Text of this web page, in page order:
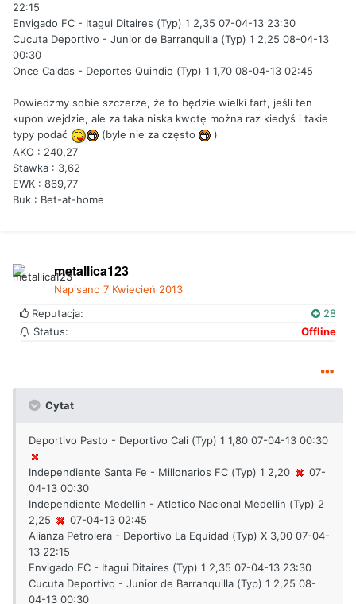
22:15
Envigado FC - Itagui Ditaires (Typ) 1 2,35 07-04-13 23:30
Cucuta Deportivo - Junior de Barranquilla (Typ) 1 2,25 08-04-13
00:30
Once Caldas - Deportes Quindio (Typ) 1 1,70 08-04-13 02:45
Powiedzmy sobie szczerze, że to będzie wielki fart, jeśli ten
kupon wejdzie, ale za taka niska kwotę można raz kiedyś i takie
typy podać
(byle nie za często
)
AKO : 240,27
Stawka : 3,62
EWK : 869,77
Buk : Bet-at-home
metallica123
Napisano 7 Kwiecień 2013
Reputacja:
28
Status:
Offline
Cytat
Deportivo Pasto - Deportivo Cali (Typ) 1 1,80 07-04-13 00:30
Independiente Santa Fe - Millonarios FC (Typ) 1 2,20
07-
04-13 00:30
Independiente Medellin - Atletico Nacional Medellin (Typ) 2
2,25
07-04-13 02:45
Alianza Petrolera - Deportivo La Equidad (Typ) X 3,00 07-04-
13 22:15
Envigado FC - Itagui Ditaires (Typ) 1 2,35 07-04-13 23:30
Cucuta Deportivo - Junior de Barranquilla (Typ) 1 2,25 08-
04-13 00:30